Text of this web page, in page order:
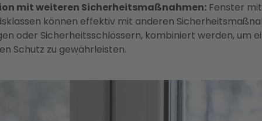
mit weiteren Sicherheitsmaßnahmen:Fenster
können effektiv mit anderen
oder Sicherheitsschlössern, kombiniert werden, um
Schutz zu gewährleisten.